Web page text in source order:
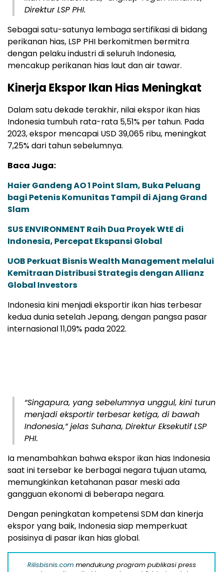
Direktur LSP PHI.
Sebagai satu-satunya lembaga sertifikasi di bidang
perikanan hias, LSP PHI berkomitmen bermitra
dengan pelaku industri di seluruh Indonesia,
mencakup perikanan hias laut dan air tawar.
Kinerja Ekspor Ikan Hias Meningkat
Dalam satu dekade terakhir, nilai ekspor ikan hias
Indonesia tumbuh rata-rata 5,51% per tahun. Pada
2023, ekspor mencapai USD 39,065 ribu, meningkat
7,25% dari tahun sebelumnya.
Baca Juga:
Haier Gandeng AO 1 Point Slam, Buka Peluang
bagi Petenis Komunitas Tampil di Ajang Grand
Slam
SUS ENVIRONMENT Raih Dua Proyek WtE di
Indonesia, Percepat Ekspansi Global
UOB Perkuat Bisnis Wealth Management melalui
Kemitraan Distribusi Strategis dengan Allianz
Global Investors
Indonesia kini menjadi eksportir ikan hias terbesar
kedua dunia setelah Jepang, dengan pangsa pasar
internasional 11,09% pada 2022.
“Singapura, yang sebelumnya unggul, kini turun
menjadi eksportir terbesar ketiga, di bawah
PHI.
Ia menambahkan bahwa ekspor ikan hias Indonesia
saat ini tersebar ke berbagai negara tujuan utama,
gangguan ekonomi di beberapa negara.
Dengan peningkatan kompetensi SDM dan kinerja
ekspor yang baik, Indonesia siap memperkuat
posisinya di pasar ikan hias global.